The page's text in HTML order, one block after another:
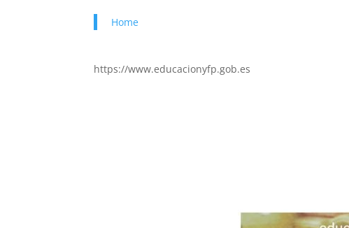
Home
https://www.educacionyfp.gob.es